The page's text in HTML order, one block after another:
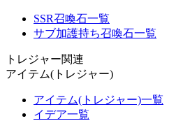
SSR召喚石一覧
サブ加護持ち召喚石一覧
トレジャー関連
アイテム(トレジャー)
アイテム(トレジャー)一覧
イデア一覧